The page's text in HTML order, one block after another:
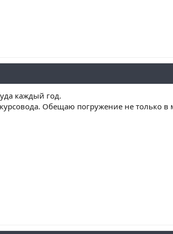
каждый год.
Обещаю погружение не только